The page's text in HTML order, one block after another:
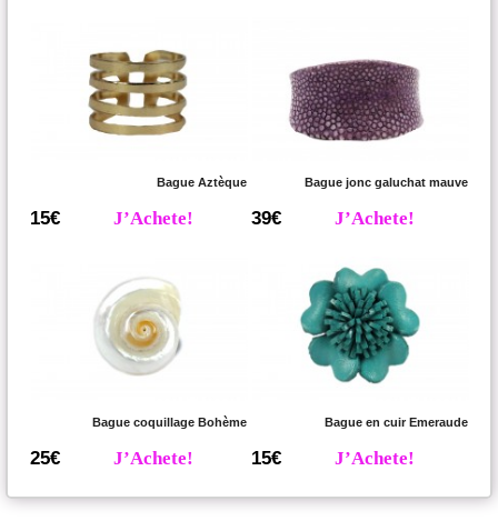
Bague Aztèque
15€ J’Achete!
Bague jonc galuchat mauve
39€ J’Achete!
Bague coquillage Bohème
25€ J’Achete!
Bague en cuir Emeraude
15€ J’Achete!